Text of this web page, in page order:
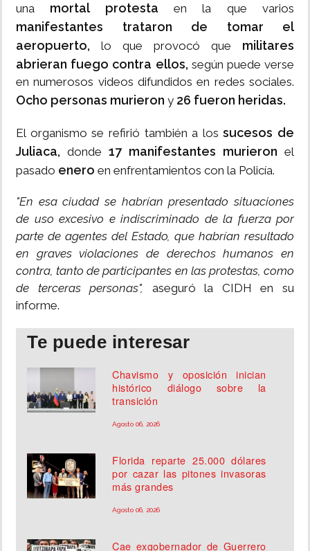
una mortal protestaen la que varios
manifestantes trataron de tomar el
aeropuerto, lo que provocó que militares
abrieran fuego contra ellos, según puede verse
en numerosos videos difundidos en redes sociales.
Ocho personas murieron y 26 fueron heridas.
El organismo se refirió también a lossucesos de
Juliaca, donde 17 manifestantes murieron el
pasado enero en enfrentamientos con la Policía.
"En esa ciudad se habrían presentado situaciones
de uso excesivo e indiscriminado de la fuerza por
parte de agentes del Estado, que habrían resultado
en graves violaciones de derechos humanos en
contra, tanto de participantes en las protestas, como
de terceras personas", aseguró la CIDH en su
informe.
Te puede interesar
Chavismo y oposición inician
histórico diálogo sobre la
transición
Agosto 06, 2026
Florida reparte 25.000 dólares
por cazar las pitones invasoras
más grandes
Agosto 06, 2026
Cae exgobernador de Guerrero